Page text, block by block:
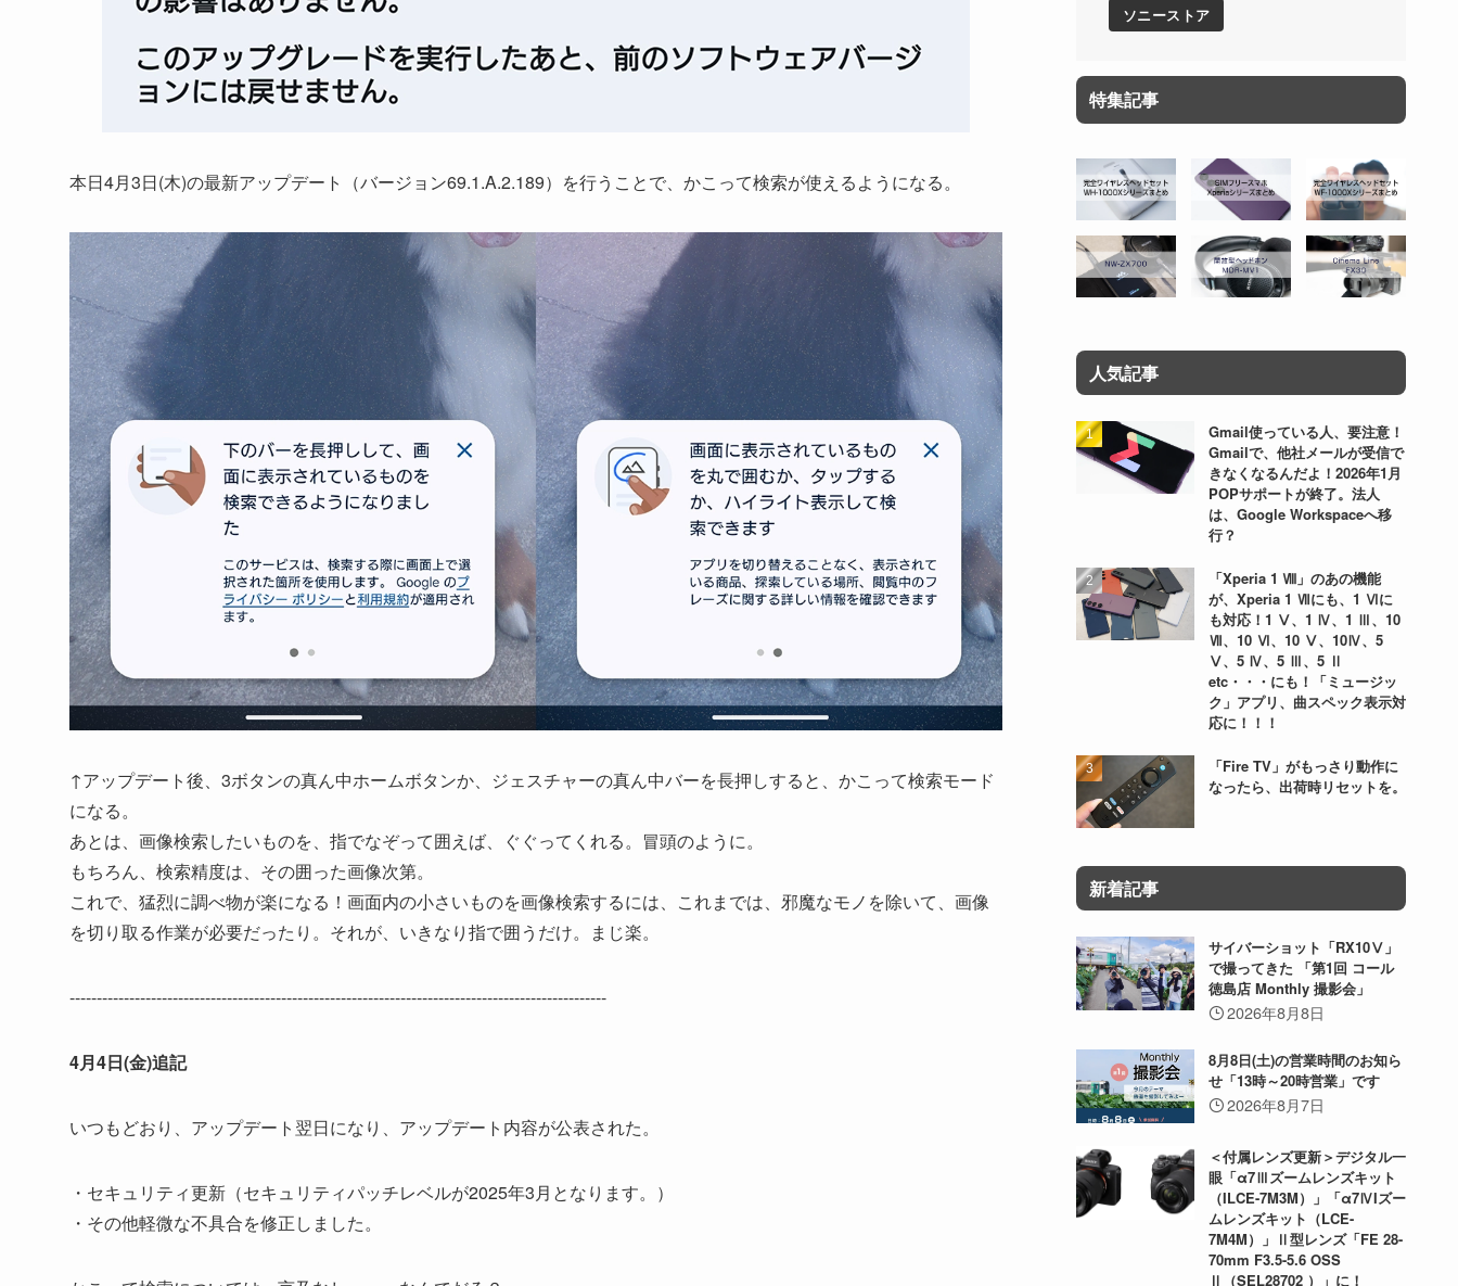
本日4月3日(木)の最新アップデート（バージョン69.1.A.2.189）を行うことで、かこって検索が使えるようになる。
↑アップデート後、3ボタンの真ん中ホームボタンか、ジェスチャーの真ん中バーを長押しすると、かこって検索モード
になる。
あとは、画像検索したいものを、指でなぞって囲えば、ぐぐってくれる。冒頭のように。
もちろん、検索精度は、その囲った画像次第。
これで、猛烈に調べ物が楽になる！画面内の小さいものを画像検索するには、これまでは、邪魔なモノを除いて、画像
を切り取る作業が必要だったり。それが、いきなり指で囲うだけ。まじ楽。
---------------------------------------------------------------------------------------------------
4月4日(金)追記
いつもどおり、アップデート翌日になり、アップデート内容が公表された。
・セキュリティ更新（セキュリティパッチレベルが2025年3月となります。）
・その他軽微な不具合を修正しました。
ソニーストア
特集記事
人気記事
Gmail使っている人、要注意！
Gmailで、他社メールが受信で
きなくなるんだよ！2026年1月
POPサポートが終了。法人
は、Google Workspaceへ移
行？
「Xperia 1 Ⅷ」のあの機能
が、Xperia 1 Ⅶにも、1 Ⅵに
も対応！1 Ⅴ、1 Ⅳ、1 Ⅲ、10
Ⅶ、10 Ⅵ、10 Ⅴ、10Ⅳ、5
Ⅴ、5 Ⅳ、5 Ⅲ、5 Ⅱ
etc・・・にも！「ミュージッ
ク」アプリ、曲スペック表示対
応に！！！
「Fire TV」がもっさり動作に
なったら、出荷時リセットを。
新着記事
サイバーショット「RX10Ⅴ」
で撮ってきた 「第1回 コール
徳島店 Monthly 撮影会」
2026年8月8日
8月8日(土)の営業時間のお知ら
せ「13時～20時営業」です
2026年8月7日
＜付属レンズ更新＞デジタル一
眼「α7Ⅲズームレンズキット
（ILCE-7M3M）」「α7ⅣIズー
ムレンズキット（LCE-
7M4M）」Ⅱ型レンズ「FE 28-
70mm F3.5-5.6 OSS
Ⅱ（SEL28702 ）」に！